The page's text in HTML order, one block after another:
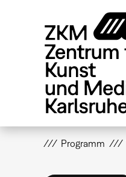
Programm